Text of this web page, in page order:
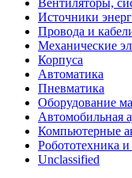
Источники
Провода и
Механические
Корпуса
Автоматика
Пневматика
Оборудование
Автомобильная
Компьютерные
Робототехника
Unclassified